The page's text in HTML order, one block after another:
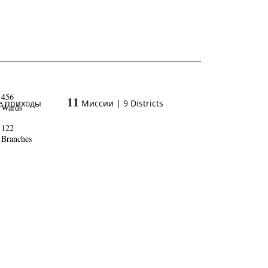
приходы
456
Wards
122
Branches
11 Миссии | 9 Districts